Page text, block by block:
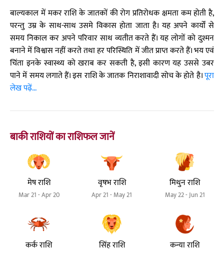
बाल्यकाल में मकर राशि के जातकों की रोग प्रतिरोधक क्षमता कम होती है,
परन्तु उम्र के साथ-साथ उसमे विकास होता जाता है। यह अपने कार्यों से
समय निकाल कर अपने परिवार साथ व्यतीत करते हैं। यह लोगों को दुश्मन
बनाने में विश्वास नहीं करते तथा हर परिस्थिति में जीत प्राप्त करते हैं। भय एवं
चिंता इनके स्वास्थ्य को खराब कर सकती है, इसी कारण यह उससे उबर
पाने में समय लगाते हैं। इस राशि के जातक निराशावादी सोच के होते है।पूरा
लेख पढ़ें...
बाकी राशियों का राशिफल जानें
मेष राशि
Mar 21 - Apr 20
वृषभ राशि
Apr 21 - May 21
मिथुन राशि
May 22 - Jun 21
कर्क राशि सिंह राशि कन्या राशि